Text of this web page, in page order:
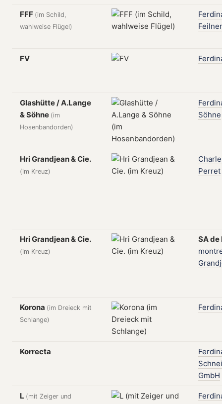
FFF (im Schild,
wahlweise Flügel)
Feilner
FV
Glashütte / A.Lange
& Söhne (im
Hosenbandorden)
Söhne
Hri Grandjean & Cie.
(im Kreuz)
Perret
Hri Grandjean & Cie.
(im Kreuz)
SAde
Korona (im Dreieck mit
Schlange)
Korrecta
GmbH
L (mit Zeiger und